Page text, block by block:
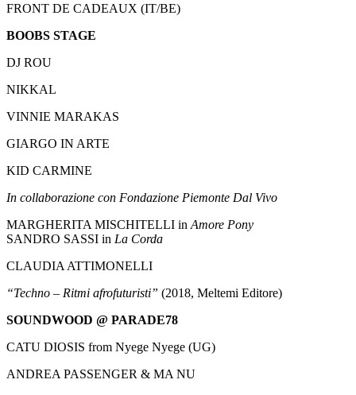
FRONT DE CADEAUX (IT/BE)
BOOBS STAGE
DJ ROU
NIKKAL
VINNIE MARAKAS
GIARGO IN ARTE
KID CARMINE
In collaborazione con Fondazione Piemonte Dal Vivo
MARGHERITA MISCHITELLI in Amore Pony
SANDRO SASSI in La Corda
CLAUDIA ATTIMONELLI
“Techno – Ritmi afrofuturisti” (2018, Meltemi Editore)
SOUNDWOOD @ PARADE78
CATU DIOSIS from Nyege Nyege (UG)
ANDREA PASSENGER & MA NU